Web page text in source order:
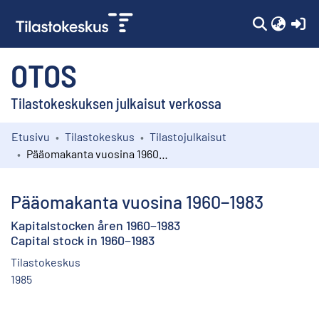
OTOS
Tilastokeskuksen julkaisut verkossa
Kokoelmat
Etusivu Tilastokeskus
Tilastojulkaisut
Pääomakanta vuosina 1960−1983
Kapitalstocken åren 1960−1983
Capital stock in 1960−1983
Tilastokeskus
1985